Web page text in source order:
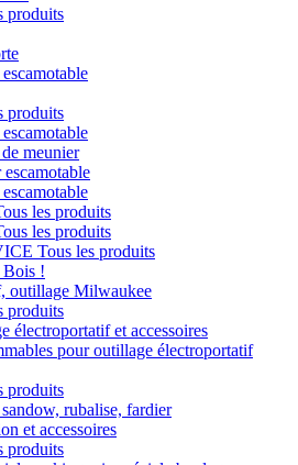
produits
produits
meunier
escamotable
les produits
les produits
Tous les produits
!
outillage Milwaukee
produits
électroportatif et accessoires
pour outillage électroportatif
produits
rubalise, fardier
et accessoires
produits